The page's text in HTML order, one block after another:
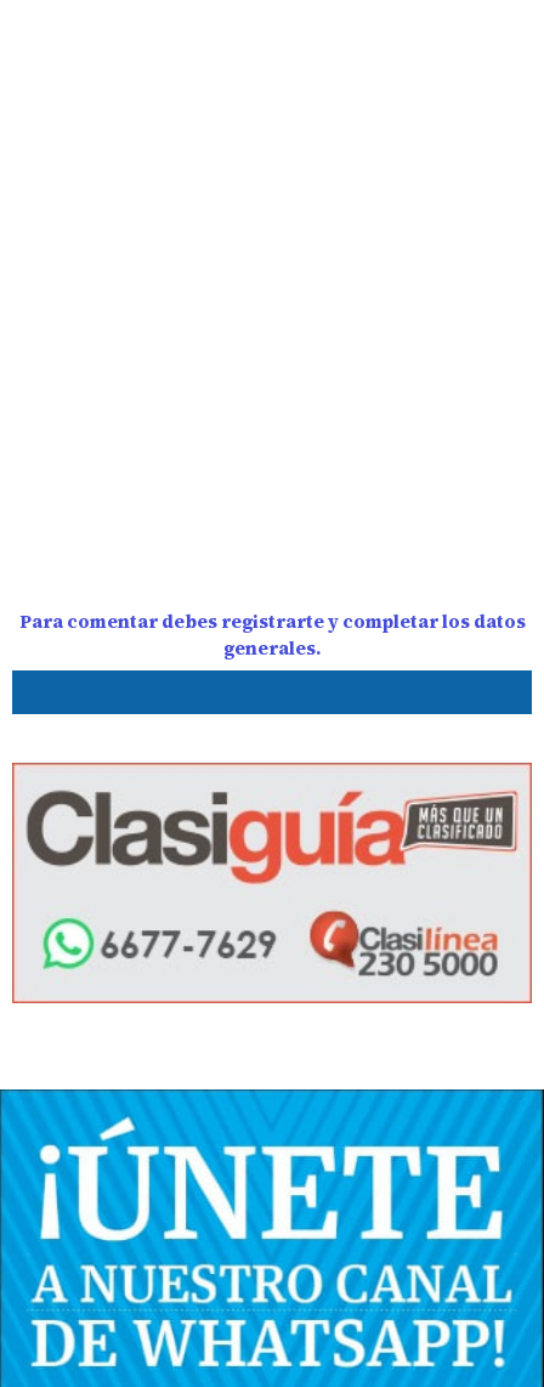
Para comentar debes registrarte y completar los datos
generales.